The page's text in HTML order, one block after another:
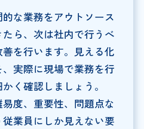
な業務をアウトソース
ら、次は社内で行うべ
を行います。見える化
実際に現場で業務を行
く確認しましょう。
度、重要性、問題点な
業員にしか見えない要